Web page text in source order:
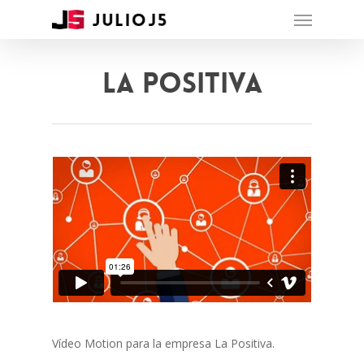
La Positiva
Vídeo Motion para la empresa La Positiva.